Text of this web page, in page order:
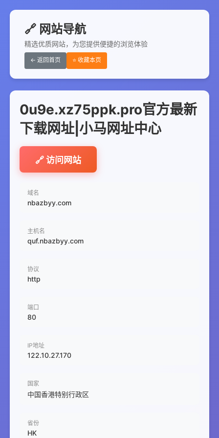
🔗 网站导航
精选优质网站，为您提供便捷的浏览体验
← 返回首页 ⭐ 收藏本页
0u9e.xz75ppk.pro官方最新
下载网址|小马网址中心
🔗 访问网站
域名
nbazbyy.com
主机名
quf.nbazbyy.com
协议
http
端口
80
IP地址
122.10.27.170
国家
中国香港特别行政区
省份
HK